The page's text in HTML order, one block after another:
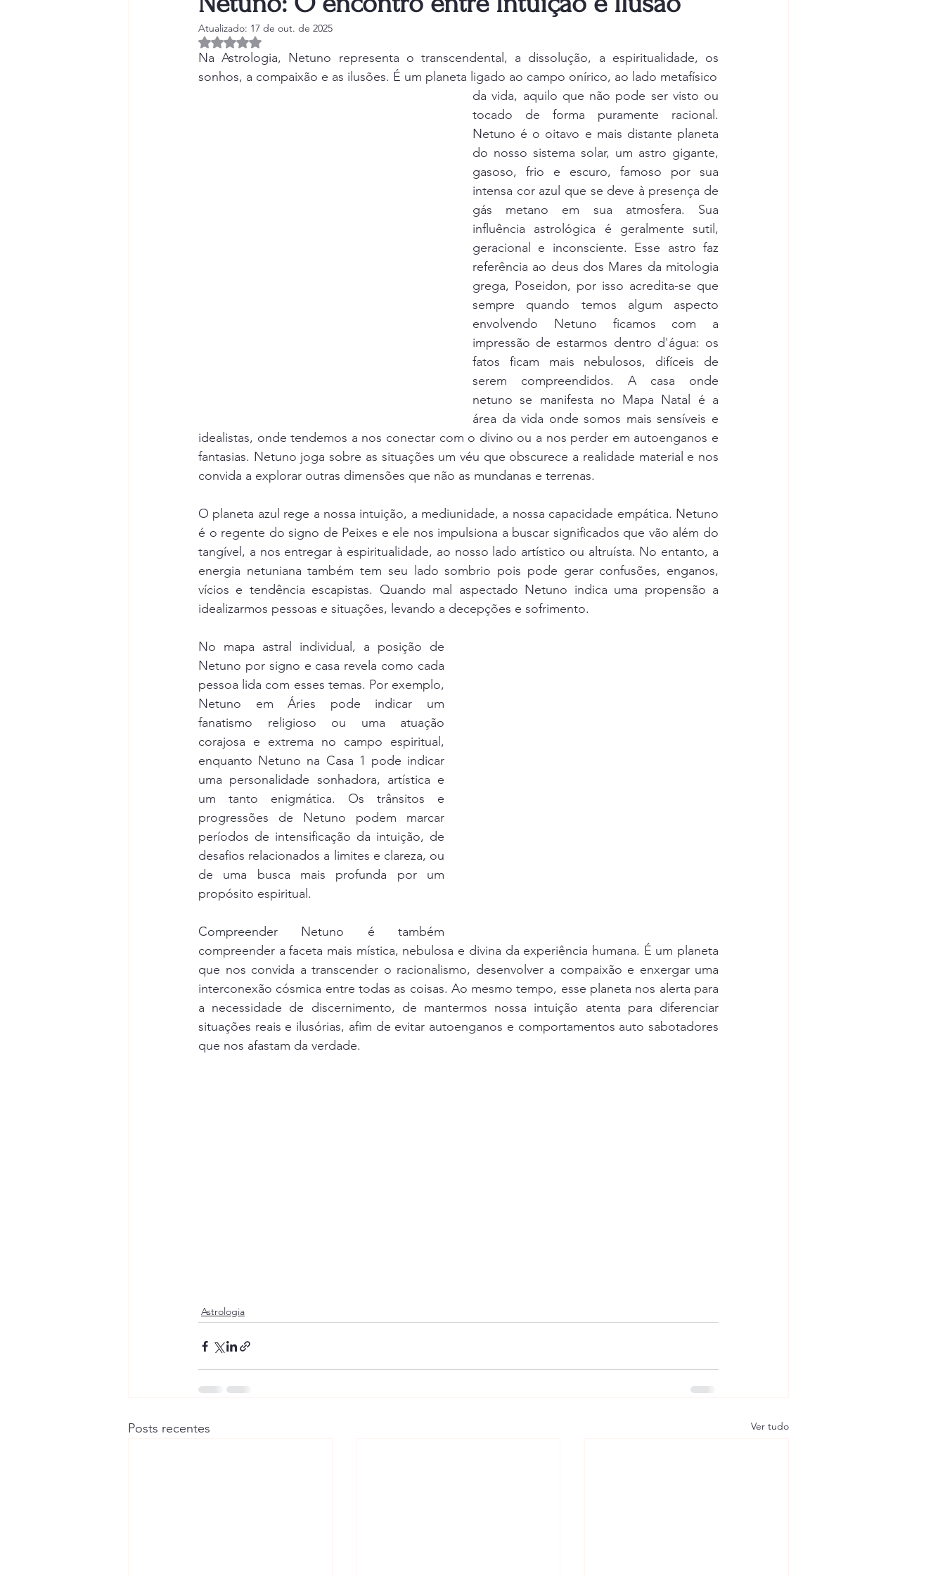
Atualizado: 17 de out. de 2025
Avaliado com NaN de 5 estrelas.
Na Astrologia, Netuno representa o transcendental, a dissolução, a espiritualidade, os
sonhos, a compaixão e as ilusões. É um planeta ligado ao campo onírico, ao lado metafísico
da vida, aquilo que não pode ser visto ou
tocado de forma puramente racional.
Netuno é o oitavo e mais distante planeta
do nosso sistema solar, um astro gigante,
gasoso, frio e escuro, famoso por sua
intensa cor azul que se deve à presença de
gás metano em sua atmosfera. Sua
influência astrológica é geralmente sutil,
geracional e inconsciente. Esse astro faz
referência ao deus dos Mares da mitologia
grega, Poseidon, por isso acredita-se que
sempre quando temos algum aspecto
envolvendo Netuno ficamos com a
impressão de estarmos dentro d'água: os
fatos ficam mais nebulosos, difíceis de
serem compreendidos. A casa onde
netuno se manifesta no Mapa Natal é a
área da vida onde somos mais sensíveis e
idealistas, onde tendemos a nos conectar com o divino ou a nos perder em autoenganos e
fantasias. Netuno joga sobre as situações um véu que obscurece a realidade material e nos
convida a explorar outras dimensões que não as mundanas e terrenas.
O planeta azul rege a nossa intuição, a mediunidade, a nossa capacidade empática. Netuno
é o regente do signo de Peixes e ele nos impulsiona a buscar significados que vão além do
tangível, a nos entregar à espiritualidade, ao nosso lado artístico ou altruísta. No entanto, a
energia netuniana também tem seu lado sombrio pois pode gerar confusões, enganos,
vícios e tendência escapistas. Quando mal aspectado Netuno indica uma propensão a
idealizarmos pessoas e situações, levando a decepções e sofrimento.
No mapa astral individual, a posição de
Netuno por signo e casa revela como cada
pessoa lida com esses temas. Por exemplo,
Netuno em Áries pode indicar um
fanatismo religioso ou uma atuação
corajosa e extrema no campo espiritual,
enquanto Netuno na Casa 1 pode indicar
uma personalidade sonhadora, artística e
um tanto enigmática. Os trânsitos e
progressões de Netuno podem marcar
períodos de intensificação da intuição, de
desafios relacionados a limites e clareza, ou
de uma busca mais profunda por um
propósito espiritual.
Compreender Netuno é também
compreender a faceta mais mística, nebulosa e divina da experiência humana. É um planeta
que nos convida a transcender o racionalismo, desenvolver a compaixão e enxergar uma
interconexão cósmica entre todas as coisas. Ao mesmo tempo, esse planeta nos alerta para
a necessidade de discernimento, de mantermos nossa intuição atenta para diferenciar
situações reais e ilusórias, afim de evitar autoenganos e comportamentos auto sabotadores
que nos afastam da verdade.
Astrologia
Posts recentes Ver tudo